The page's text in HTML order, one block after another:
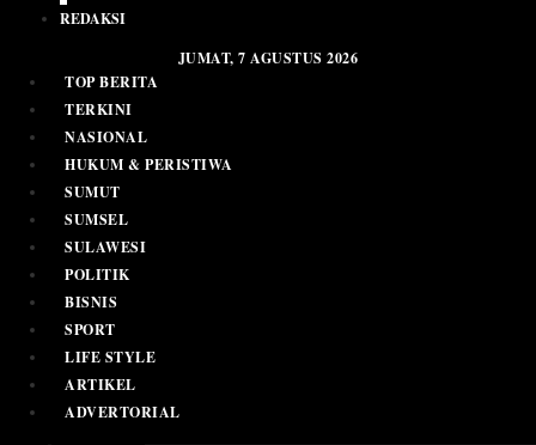
REDAKSI
JUMAT, 7 AGUSTUS 2026
TOP BERITA
TERKINI
NASIONAL
HUKUM & PERISTIWA
SUMUT
SUMSEL
SULAWESI
POLITIK
BISNIS
SPORT
LIFE STYLE
ARTIKEL
ADVERTORIAL